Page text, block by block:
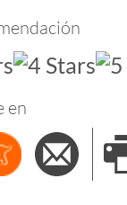
en
Menéame